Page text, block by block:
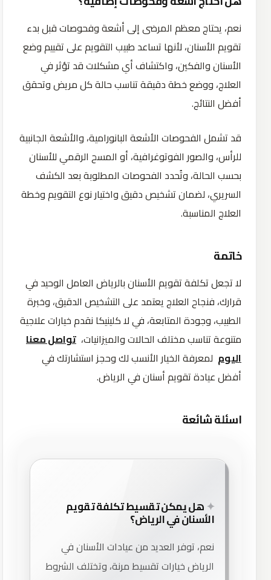
نعم، يحتاج معظم المرضى إلى أشعة وفحوصات قبل بدء
تقويم الأسنان، لأنها تساعد طبيب التقويم على تقييم وضع
الأسنان والفكين، واكتشاف أي مشكلات قد تؤثر في
العلاج، ووضع خطة دقيقة تناسب حالة كل مريض وتحقق
أفضل النتائج.
قد تشمل الفحوصات الأشعة البانورامية، والأشعة الجانبية
للرأس، والصور الفوتوغرافية، أو المسح الرقمي للأسنان
بحسب الحالة، وتُحدد الفحوصات المطلوبة بعد الكشف
السريري، لضمان تشخيص دقيق واختيار نوع التقويم وخطة
العلاج المناسبة.
خاتمة
لا تجعل تكلفة تقويم الأسنان بالرياض العامل الوحيد في
قرارك، فنجاح العلاج يعتمد على التشخيص الدقيق، وخبرة
الطبيب، وجودة المتابعة، في لا كلينيكا نقدم خيارات علاجية
متنوعة تناسب مختلف الحالات والميزانيات، تواصل معنا
اليوم لمعرفة الخيار الأنسب لك وحجز استشارتك في
أفضل عيادة تقويم أسنان في الرياض.
اسئلة شائعة
هل يمكن تقسيط تكلفة تقويم
الأسنان في الرياض؟
نعم، توفر العديد من عيادات الأسنان في
الرياض خيارات تقسيط مرنة، وتختلف الشروط